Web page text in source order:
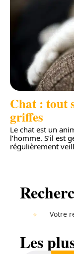
Chat : tout
griffes
Le chat est un
l’homme. S’il est
régulièrement
Les